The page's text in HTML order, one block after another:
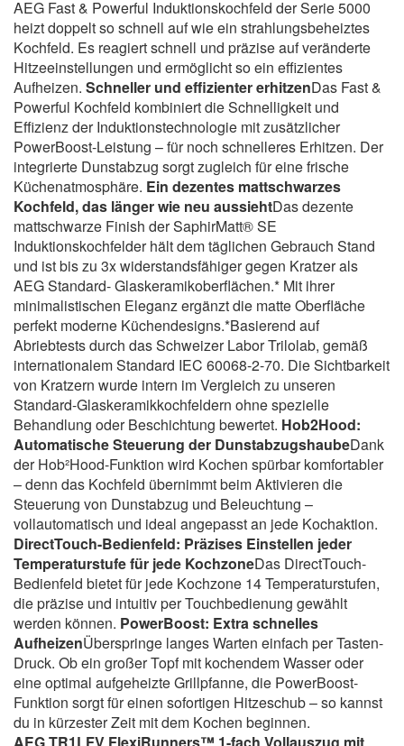
AEG Fast & Powerful Induktionskochfeld der Serie 5000
heizt doppelt so schnell auf wie ein strahlungsbeheiztes
Kochfeld. Es reagiert schnell und präzise auf veränderte
Hitzeeinstellungen und ermöglicht so ein effizientes
Aufheizen. Schneller und effizienter erhitzenDas Fast &
Powerful Kochfeld kombiniert die Schnelligkeit und
Effizienz der Induktionstechnologie mit zusätzlicher
PowerBoost-Leistung – für noch schnelleres Erhitzen. Der
integrierte Dunstabzug sorgt zugleich für eine frische
Küchenatmosphäre. Ein dezentes mattschwarzes
Kochfeld, das länger wie neu aussiehtDas dezente
mattschwarze Finish der SaphirMatt® SE
Induktionskochfelder hält dem täglichen Gebrauch Stand
und ist bis zu 3x widerstandsfähiger gegen Kratzer als
AEG Standard- Glaskeramikoberflächen.* Mit ihrer
minimalistischen Eleganz ergänzt die matte Oberfläche
perfekt moderne Küchendesigns.*Basierend auf
Abriebtests durch das Schweizer Labor Trilolab, gemäß
internationalem Standard IEC 60068-2-70. Die Sichtbarkeit
von Kratzern wurde intern im Vergleich zu unseren
Standard-Glaskeramikkochfeldern ohne spezielle
Behandlung oder Beschichtung bewertet. Hob2Hood:
Automatische Steuerung der DunstabzugshaubeDank
der Hob²Hood-Funktion wird Kochen spürbar komfortabler
– denn das Kochfeld übernimmt beim Aktivieren die
Steuerung von Dunstabzug und Beleuchtung –
vollautomatisch und ideal angepasst an jede Kochaktion.
DirectTouch-Bedienfeld: Präzises Einstellen jeder
Temperaturstufe für jede KochzoneDas DirectTouch-
Bedienfeld bietet für jede Kochzone 14 Temperaturstufen,
die präzise und intuitiv per Touchbedienung gewählt
werden können. PowerBoost: Extra schnelles
AufheizenÜberspringe langes Warten einfach per Tasten-
Druck. Ob ein großer Topf mit kochendem Wasser oder
eine optimal aufgeheizte Grillpfanne, die PowerBoost-
Funktion sorgt für einen sofortigen Hitzeschub – so kannst
du in kürzester Zeit mit dem Kochen beginnen.
AEG TR1LFV FlexiRunners™ 1-fach Vollauszug mit